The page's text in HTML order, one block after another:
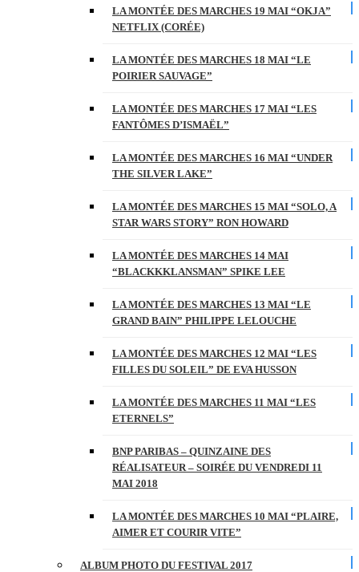
LA MONTÉE DES MARCHES 19 MAI “OKJA”
NETFLIX (CORÉE)
LA MONTÉE DES MARCHES 18 MAI “LE
POIRIER SAUVAGE”
LA MONTÉE DES MARCHES 17 MAI “LES
FANTÔMES D’ISMAËL”
LA MONTÉE DES MARCHES 16 MAI “UNDER
THE SILVER LAKE”
LA MONTÉE DES MARCHES 15 MAI “SOLO, A
STAR WARS STORY” RON HOWARD
LA MONTÉE DES MARCHES 14 MAI
“BLACKKKLANSMAN” SPIKE LEE
LA MONTÉE DES MARCHES 13 MAI “LE
GRAND BAIN” PHILIPPE LELOUCHE
LA MONTÉE DES MARCHES 12 MAI “LES
FILLES DU SOLEIL” DE EVA HUSSON
LA MONTÉE DES MARCHES 11 MAI “LES
ETERNELS”
BNP PARIBAS – QUINZAINE DES
RÉALISATEUR – SOIRÉE DU VENDREDI 11
MAI 2018
LA MONTÉE DES MARCHES 10 MAI “PLAIRE,
AIMER ET COURIR VITE”
ALBUM PHOTO DU FESTIVAL 2017